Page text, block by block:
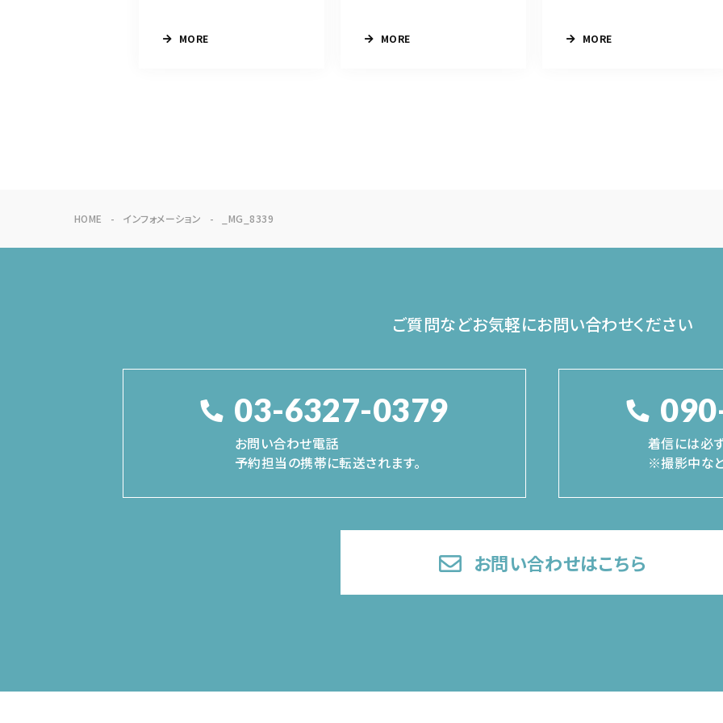
MORE MORE MORE
HOME インフォメーション _MG_8339
ご質問などお気軽にお問い合わせください
03-6327-0379
お問い合わせ電話
予約担当の携帯に転送されます。
着信には必
※撮影中など
お問い合わせはこちら